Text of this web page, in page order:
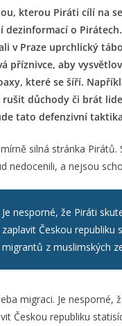
kterou Piráti cílí na
dezinformací o
v Praze uprchlický
příznivce, aby
které se šíří.
důchody či brát
tato defenzivní
silná stránka Pirátů.
nedocenili, a nejsou
Je nesporné, že Piráti
zaplavit Českou republiku
migrantů z muslimských
migraci. Je nesporné,
Českou republiku